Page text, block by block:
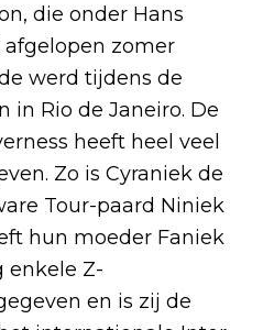
die onder Hans
zomer
werd tijdens de
in Rio de Janeiro. De
heeft heel veel
Zo is Cyraniek de
Tour-paard Niniek
hun moeder Faniek
enkele Z-
en is zij de